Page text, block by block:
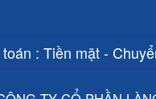
: Tiền mặt -